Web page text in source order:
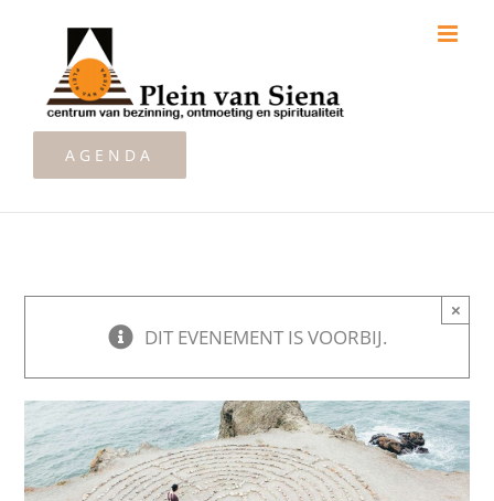
AGENDA
DIT EVENEMENT IS VOORBIJ.
×